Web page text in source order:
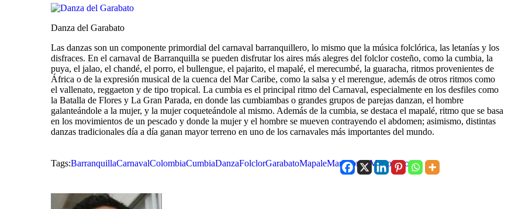
Danza del Garabato
Las danzas son un componente primordial del carnaval barranquillero, lo mismo que la música folclórica, las letanías y los
disfraces. En el carnaval de Barranquilla se pueden disfrutar los aires más alegres del folclor costeño, como la cumbia, la
puya, el jalao, el chandé, el porro, el bullengue, el pajarito, el mapalé, el merecumbé, la guaracha, ritmos provenientes de
África o de la expresión musical de la cuenca del Mar Caribe, como la salsa y el merengue, además de otros ritmos como
el vallenato, reggaeton y de tipo tropical. La cumbia es el principal ritmo del Carnaval, especialmente en los desfiles como
la Batalla de Flores y La Gran Parada, en donde las cumbiambas o grandes grupos de parejas danzan, el hombre
galanteándole a la mujer, y la mujer coqueteándole al mismo. Además de la cumbia, se destaca el mapalé, ritmo que se basa
en los movimientos de un pescado y donde la mujer y el hombre se mueven contrayendo el abdomen; asimismo, distintas
danzas tradicionales día a día ganan mayor terreno en uno de los carnavales más importantes del mundo.
Tags:BarranquillaCarnavalColombiaCumbiaDanzaFolclorGarabatoMapaleMarimondaMonocuco